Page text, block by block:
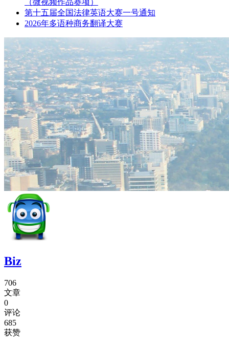
第十五届全国法律英语大赛一号通知
2026年多语种商务翻译大赛
Biz
706
文章
0
评论
685
获赞